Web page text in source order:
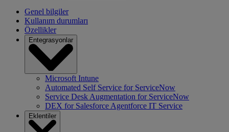
Genel bilgiler
Kullanım durumları
Özellikler
Entegrasyonlar
Microsoft Intune
Automated Self Service for ServiceNow
Service Desk Augmentation for ServiceNow
DEX for Salesforce Agentforce IT Service
Eklentiler